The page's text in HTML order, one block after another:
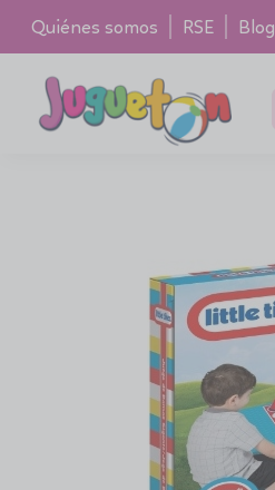
Quiénes somos RSE Blog